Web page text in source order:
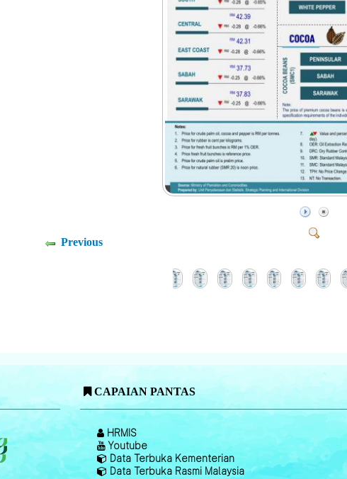
Previous
CAPAIAN PANTAS
HRMIS
Youtube
Data Terbuka Kementerian
Data Terbuka Rasmi Malaysia